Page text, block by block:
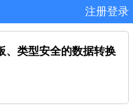
注册登录
类型安全的数据转换